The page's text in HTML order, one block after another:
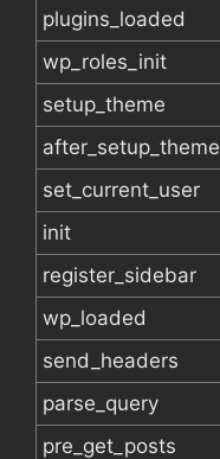
plugins_loaded
wp_roles_init
setup_theme
after_setup_theme
set_current_user
init
register_sidebar
wp_loaded
send_headers
parse_query
pre_get_posts